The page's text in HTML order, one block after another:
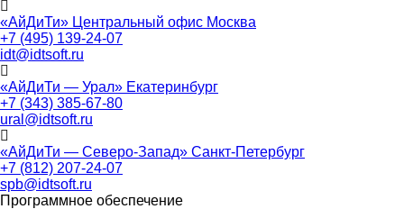
«АйДиТи» Центральный офис Москва
+7 (495) 139-24-07
idt@idtsoft.ru
«АйДиТи — Урал» Екатеринбург
+7 (343) 385-67-80
ural@idtsoft.ru
«АйДиТи — Северо-Запад» Санкт-Петербург
+7 (812) 207-24-07
spb@idtsoft.ru
Программное обеспечение